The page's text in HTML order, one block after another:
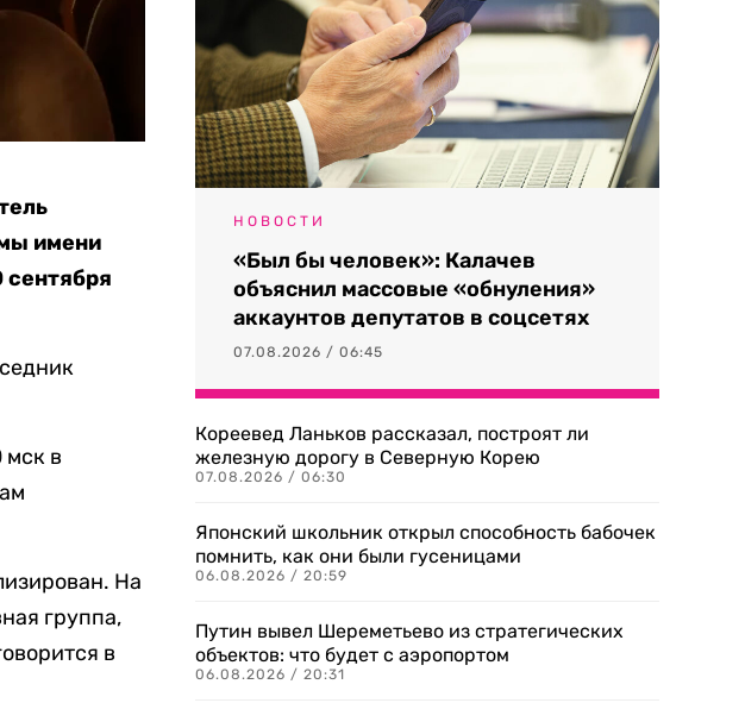
имени
в
На
группа,
в
НОВОСТИ
«Был бы человек»: Калачев
объяснил массовые «обнуления»
аккаунтов депутатов в соцсетях
07.08.2026 / 06:45
Кореевед Ланьков рассказал, построят ли
железную дорогу в Северную Корею
07.08.2026 / 06:30
Японский школьник открыл способность бабочек
помнить, как они были гусеницами
06.08.2026 / 20:59
Путин вывел Шереметьево из стратегических
объектов: что будет с аэропортом
06.08.2026 / 20:31